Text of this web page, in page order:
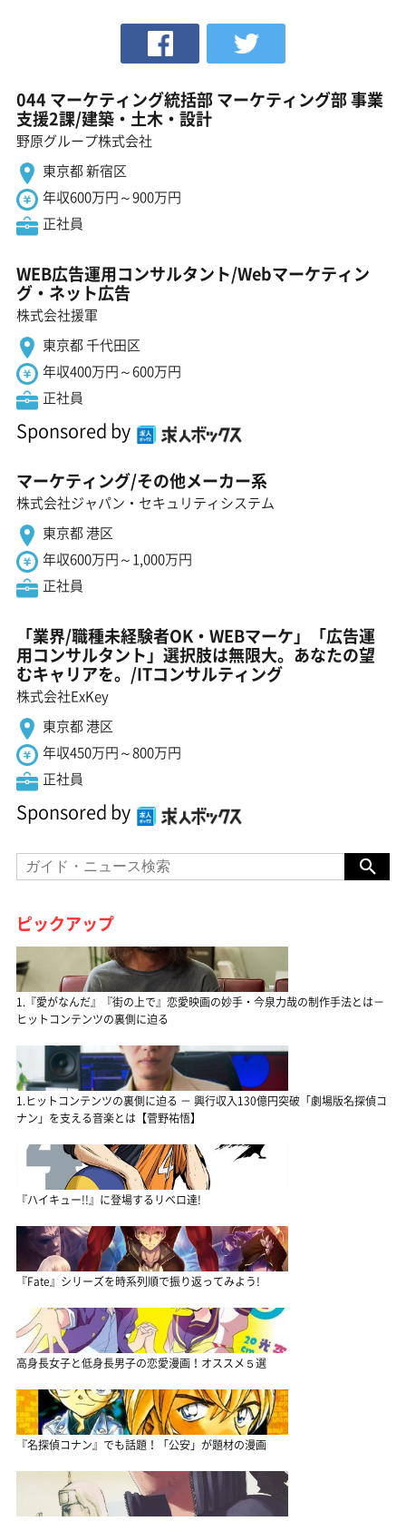
044 マーケティング統括部 マーケティング部 事業
支援2課/建築・土木・設計
野原グループ株式会社
東京都 新宿区
年収600万円～900万円
正社員
WEB広告運用コンサルタント/Webマーケティン
グ・ネット広告
株式会社援軍
東京都 千代田区
年収400万円～600万円
正社員
Sponsored by
マーケティング/その他メーカー系
株式会社ジャパン・セキュリティシステム
東京都 港区
年収600万円～1,000万円
正社員
「業界/職種未経験者OK・WEBマーケ」「広告運
用コンサルタント」選択肢は無限大。あなたの望
むキャリアを。/ITコンサルティング
株式会社ExKey
東京都 港区
年収450万円～800万円
正社員
Sponsored by
ピックアップ
1.『愛がなんだ』『街の上で』恋愛映画の妙手・今泉力哉の制作手法とは－
ヒットコンテンツの裏側に迫る
1.ヒットコンテンツの裏側に迫る － 興行収入130億円突破「劇場版名探偵コ
ナン」を支える音楽とは【菅野祐悟】
『ハイキュー!!』に登場するリベロ達!
『Fate』シリーズを時系列順で振り返ってみよう!
高身長女子と低身長男子の恋愛漫画！オススメ５選
『名探偵コナン』でも話題！「公安」が題材の漫画